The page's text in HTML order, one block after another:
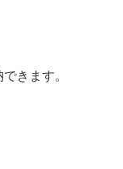
きます。